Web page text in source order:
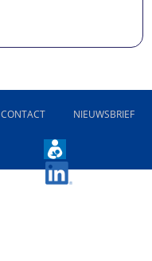
CONTACT NIEUWSBRIEF